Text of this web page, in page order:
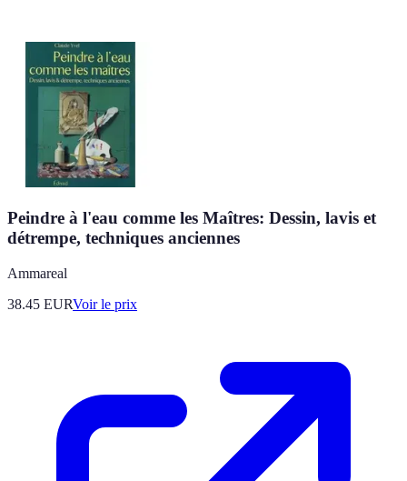
Peindre à l'eau comme les Maîtres: Dessin, lavis et
détrempe, techniques anciennes
Ammareal
38.45 EURVoir le prix